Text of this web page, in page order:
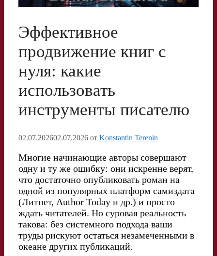
Эффективное
продвижение книг с
нуля: какие
использовать
инструменты писателю
02.07.202602.07.2026 от Konstantin Terenin
Многие начинающие авторы совершают
одну и ту же ошибку: они искренне верят,
что достаточно опубликовать роман на
одной из популярных платформ самиздата
(Литнет, Author Today и др.) и просто
ждать читателей. Но суровая реальность
такова: без системного подхода ваши
труды рискуют остаться незамеченными в
океане других публикаций.